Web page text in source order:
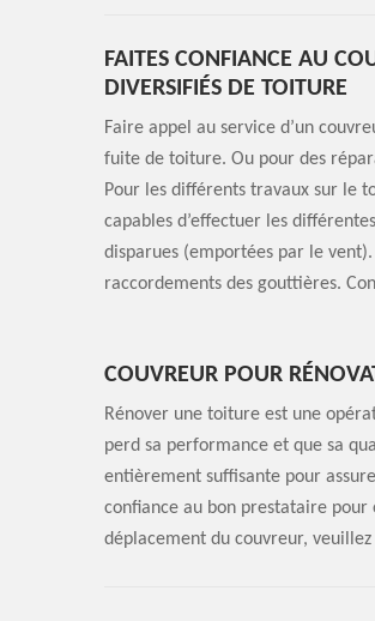
FAITES CONFIANCE AU
DIVERSIFIÉS DE TOITURE
Faire appel au service d’un
fuite de toiture. Ou pour des
Pour les différents travaux sur le
capables d’effectuer les
disparues (emportées par le
raccordements des gouttières.
COUVREUR POUR
Rénover une toiture est une
perd sa performance et que sa
entièrement suffisante pour
confiance au bon prestataire
déplacement du couvreur,